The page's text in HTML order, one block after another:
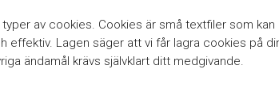
av cookies. Cookies är små textfiler som
effektiv. Lagen säger att vi får lagra cookies på
ändamål krävs självklart ditt medgivande.